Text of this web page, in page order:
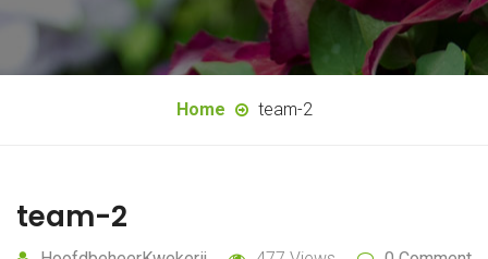
Home team-2
team-2